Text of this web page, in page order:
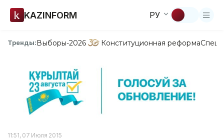
KAZINFORM РУ
Тренды:Выборы-2026 Конституционная реформа
11:51, 07 Июля 2015